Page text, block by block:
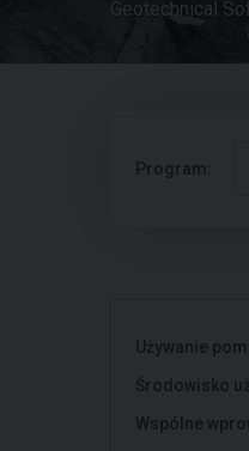
Geotechnical
Program:
Używanie
Środowisko
Wspólne